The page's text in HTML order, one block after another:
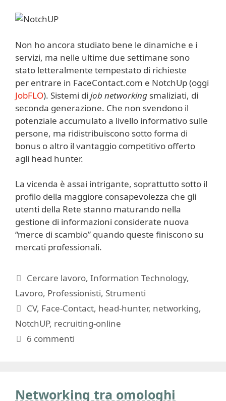
Non ho ancora studiato bene le dinamiche e i
servizi, ma nelle ultime due settimane sono
stato letteralmente tempestato di richieste
per entrare in FaceContact.com e NotchUp (oggi
JobFLO). Sistemi di job networking smaliziati, di
seconda generazione. Che non svendono il
potenziale accumulato a livello informativo sulle
persone, ma ridistribuiscono sotto forma di
bonus o altro il vantaggio competitivo offerto
agli head hunter.
La vicenda è assai intrigante, soprattutto sotto il
profilo della maggiore consapevolezza che gli
utenti della Rete stanno maturando nella
gestione di informazioni considerate nuova
“merce di scambio” quando queste finiscono su
mercati professionali.
Categorie
Cercare lavoro,Information Technology,
Lavoro, Professionisti, Strumenti
Tag
CV, Face-Contact, head-hunter, networking,
NotchUP, recruiting-online
6 commenti
Networking tra omologhi